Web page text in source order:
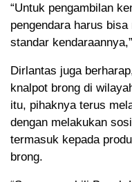
“Untuk pengambilan
pengendara harus
standar
Dirlantas juga
knalpot brong di
itu, pihaknya terus
dengan melakukan
termasuk kepada
brong.